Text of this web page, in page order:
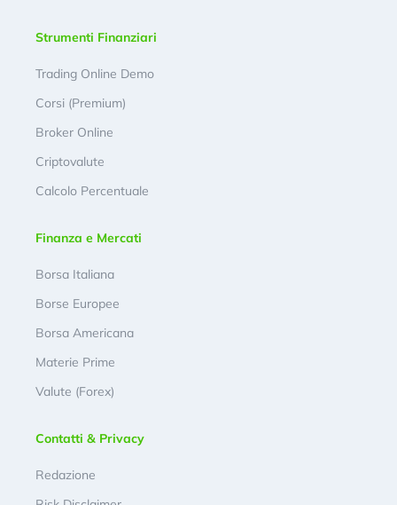
Strumenti Finanziari
Trading Online Demo
Corsi (Premium)
Broker Online
Criptovalute
Calcolo Percentuale
Finanza e Mercati
Borsa Italiana
Borse Europee
Borsa Americana
Materie Prime
Valute (Forex)
Contatti & Privacy
Redazione